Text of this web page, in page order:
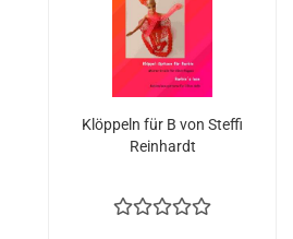
Klöppeln für B von Steffi
Reinhardt